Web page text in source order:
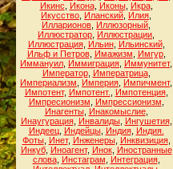
Икинс
Икона, Иконы, Икра,
Икусство Иланский Илия
Илларионов Иллюзорный
Иллюстратор Иллюстрации
Иллюстрация, Ильин, Ильинский,
Ильф и Петров, Имажизм Имгур,
Иммануил Иммиграция Иммунитет,
Император, Императрица,
Империализм
Империя Импичмент,
Импотент, Импотент. Импотенция,
Импресионизм
Импрессионизм
Инагенты, Инакомыслие,
Инаугурация, Инвалиды, Ингушетия,
Индеец, Индейцы, Индия, Индия.
Фоты, Инет, Инженеры, Инквизиция,
Инкуб, Иноагент, Инок, Иностранные
слова, Инстаграм Интеграция,